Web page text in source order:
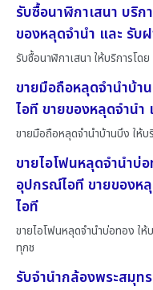
รับซื้อนาฬิกาเสนา บริ
ของหลุดจำนำ และ รับ
รับซื้อนาฬิกาเสนา ให้บริการโด
ขายมือถือหลุดจำนำบ้า
ไอที ขายของหลุดจำน
ขายมือถือหลุดจำนำบ้านบึง ให้
ขายไอโฟนหลุดจำนำบ่
อุปกรณ์ไอที ขายของห
ไอที
ขายไอโฟนหลุดจำนำบ่อทอง ให้
ทุกช
รับจำนำกล้องพระสมุท